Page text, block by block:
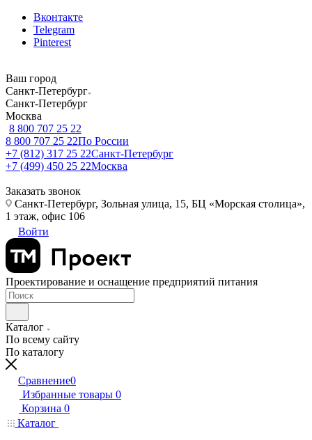
Вконтакте
Telegram
Pinterest
Ваш город
Санкт-Петербург
Санкт-Петербург
Москва
8 800 707 25 22
8 800 707 25 22По России
+7 (812) 317 25 22Санкт-Петербург
+7 (499) 450 25 22Москва
Заказать звонок
Санкт-Петербург, Зольная улица, 15, БЦ «Морская столица»,
1 этаж, офис 106
Войти
Проектирование и оснащение предприятий питания
Каталог
По всему сайту
По каталогу
Сравнение0
Избранные товары 0
Корзина 0
Каталог